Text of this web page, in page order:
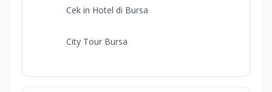
Cek in Hotel di Bursa
City Tour Bursa